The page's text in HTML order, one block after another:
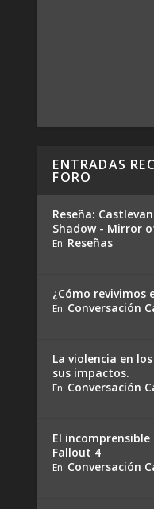
ENTRADAS
FORO
Reseña:
Shadow - Mirror
En: Reseñas
¿Cómo revivimos
En: Conversación
La violencia en
sus impactos.
En: Conversación
El
Fallout 4
En: Conversación